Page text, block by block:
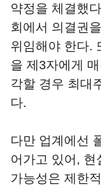
약정을 체결했
회에서 의결권
위임해야 한다.
을 제3자에게
각할 경우 최대
다.
다만 업계에선
어가고 있어, 현
가능성은 제한